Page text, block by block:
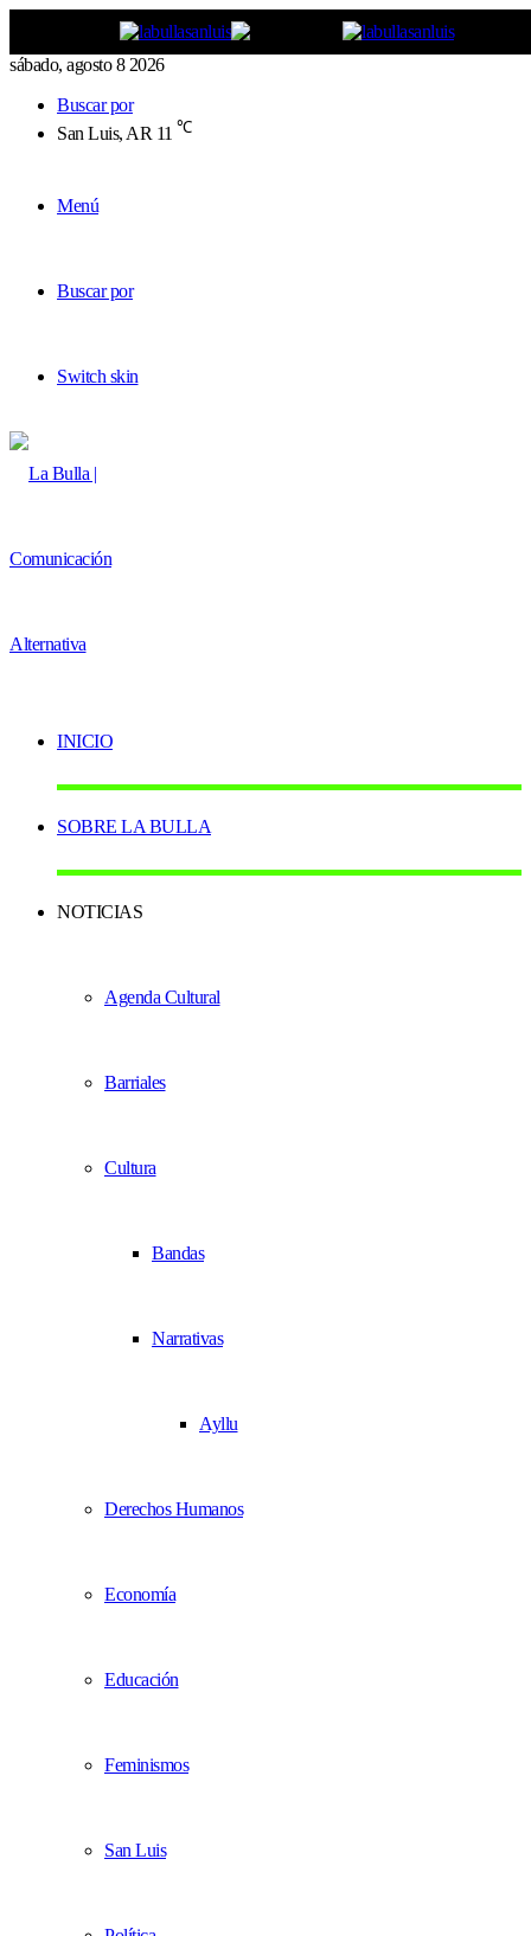
sábado, agosto 8 2026
Buscar por
San Luis, AR 11 ℃
Menú
Buscar por
Switch skin
INICIO
SOBRE LA BULLA
NOTICIAS
Agenda Cultural
Barriales
Cultura
Bandas
Narrativas
Ayllu
Derechos Humanos
Economía
Educación
Feminismos
San Luis